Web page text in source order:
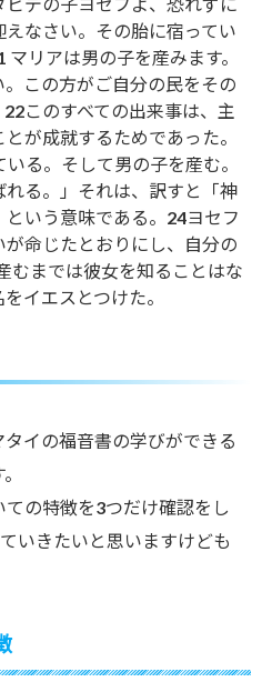
デの子ヨセフよ、恐れずに
なさい。その胎に宿ってい
リアは男の子を産みます。
この方がご自分の民をその
このすべての出来事は、主
が成就するためであった。
る。そして男の子を産む。
る。」それは、訳すと「神
いう意味である。24ヨセフ
命じたとおりにし、自分の
むまでは彼女を知ることはな
イエスとつけた。
イの福音書の学びができる
の特徴を3つだけ確認をし
いきたいと思いますけども